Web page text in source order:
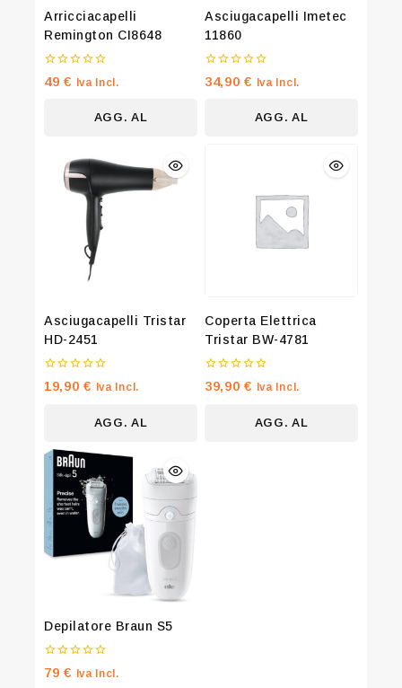
Arricciacapelli
Remington CI8648
0
su
49€ Iva Incl.
AGG. AL
Asciugacapelli Imetec
11860
0
su
34,90€ Iva Incl.
AGG. AL
Asciugacapelli Tristar
HD-2451
0
su
19,90€ Iva Incl.
AGG. AL
Coperta Elettrica
Tristar BW-4781
0
su
39,90€ Iva Incl.
AGG. AL
Depilatore Braun S5
0
su
79€ Iva Incl.
your first order
Be the first to know about our new arrivals, exclusive
offers and the latest fashion update.
By subscribing, you agree to our privacy policy.
Don't show this popup again